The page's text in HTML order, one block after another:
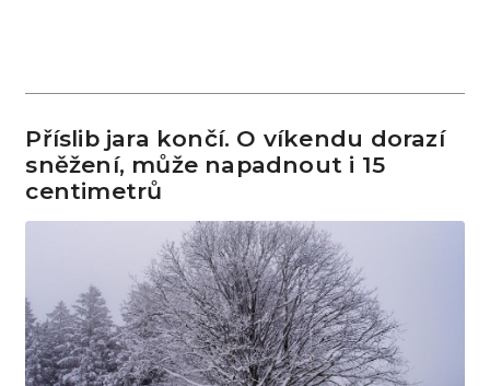
Příslib jara končí. O víkendu dorazí
sněžení, může napadnout i 15
centimetrů